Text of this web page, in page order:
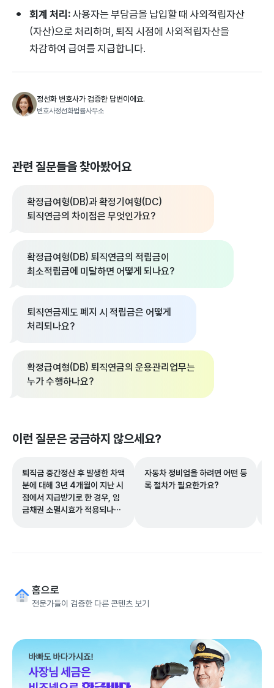
회계 처리:사용자는 부담금을 납입할 때 사외적립자산
(자산)으로 처리하며, 퇴직 시점에 사외적립자산을
차감하여 급여를 지급합니다.
정선화 변호사가 검증한 답변이에요.
변호사정선화법률사무소
관련 질문들을 찾아봤어요
확정급여형(DB)과 확정기여형(DC)
퇴직연금의 차이점은 무엇인가요?
확정급여형(DB) 퇴직연금의 적립금이
최소적립금에 미달하면 어떻게 되나요?
퇴직연금제도 폐지 시 적립금은 어떻게
처리되나요?
확정급여형(DB) 퇴직연금의 운용관리업무는
누가 수행하나요?
이런 질문은 궁금하지 않으세요?
퇴직금 중간정산 후 발생한 차액
분에 대해 3년 4개월이 지난 시
점에서 지급받기로 한 경우, 임
금채권 소멸시효가 적용되나
자동차 정비업을 하려면 어떤 등
록 절차가 필요한가요?
홈으로
전문가들이 검증한 다른 콘텐츠 보기